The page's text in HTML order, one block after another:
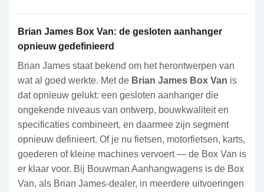
Brian James Box Van: de gesloten aanhanger
opnieuw gedefinieerd
Brian James staat bekend om het herontwerpen van
wat al goed werkte. Met de Brian James Box Van is
dat opnieuw gelukt: een gesloten aanhanger die
ongekende niveaus van ontwerp, bouwkwaliteit en
specificaties combineert, en daarmee zijn segment
opnieuw definieert. Of je nu fietsen, motorfietsen, karts,
goederen of kleine machines vervoert — de Box Van is
er klaar voor. Bij Bouwman Aanhangwagens is de Box
Van, als Brian James-dealer, in meerdere uitvoeringen